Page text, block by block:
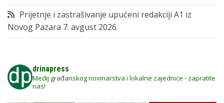
Prijetnje i zastrašivanje upućeni redakciji A1 iz
Novog Pazara 7. avgust 2026.
drinapress
Medij građanskog novinarstva i lokalne zajednice - zapratite
nas!